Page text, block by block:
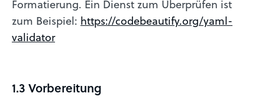
Formatierung. Ein Dienst zum Überprüfen ist
zum Beispiel: https://codebeautify.org/yaml-
validator
1.3 Vorbereitung